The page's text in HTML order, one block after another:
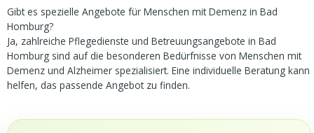
Gibt es spezielle Angebote für Menschen mit Demenz in Bad
Homburg?
Ja, zahlreiche Pflegedienste und Betreuungsangebote in Bad
Homburg sind auf die besonderen Bedürfnisse von Menschen mit
Demenz und Alzheimer spezialisiert. Eine individuelle Beratung kann
helfen, das passende Angebot zu finden.